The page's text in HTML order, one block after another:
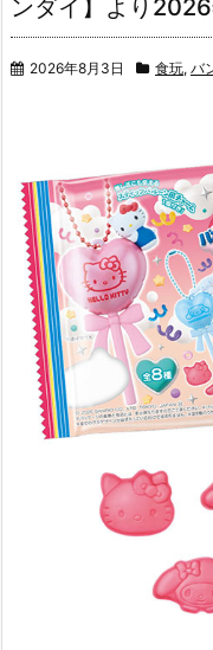
ンダイ】より
2026年8月3日 食玩, バ